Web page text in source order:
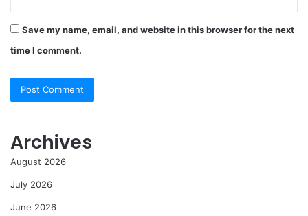
Save my name, email, and website in this browser for the next
time I comment.
Archives
August 2026
July 2026
June 2026